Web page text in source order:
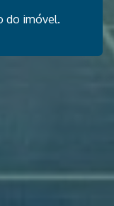
do imóvel.